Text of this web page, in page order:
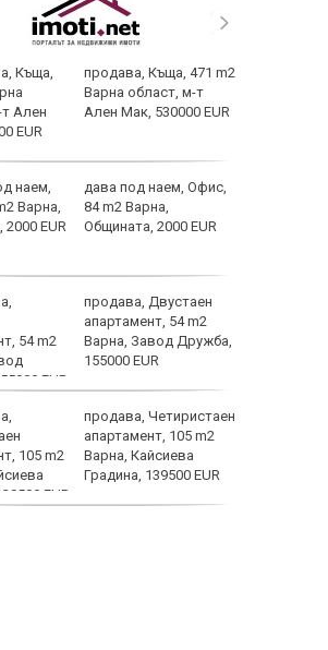
продава, Къща, 471 m2
Варна област, м-т
Ален Мак, 530000 EUR
дава под наем, Офис,
84 m2 Варна,
Общината, 2000 EUR
продава, Двустаен
апартамент, 54 m2
Варна, Завод Дружба,
155000 EUR
продава, Четиристаен
апартамент, 105 m2
Варна, Кайсиева
Градина, 139500 EUR